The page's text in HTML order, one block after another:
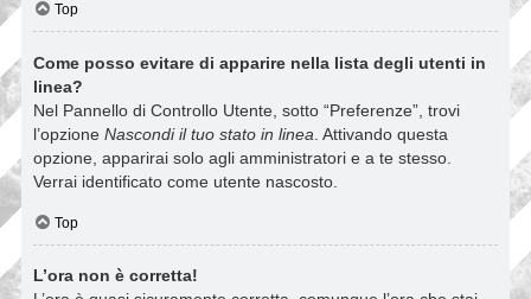
Top
Come posso evitare di apparire nella lista degli utenti in
linea?
Nel Pannello di Controllo Utente, sotto “Preferenze”, trovi
l’opzione Nascondi il tuo stato in linea . Attivando questa
opzione, apparirai solo agli amministratori e a te stesso.
Verrai identificato come utente nascosto.
Top
L’ora non è corretta!